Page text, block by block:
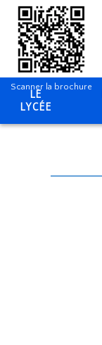
Scanner la brochure
LE
LYCÉE